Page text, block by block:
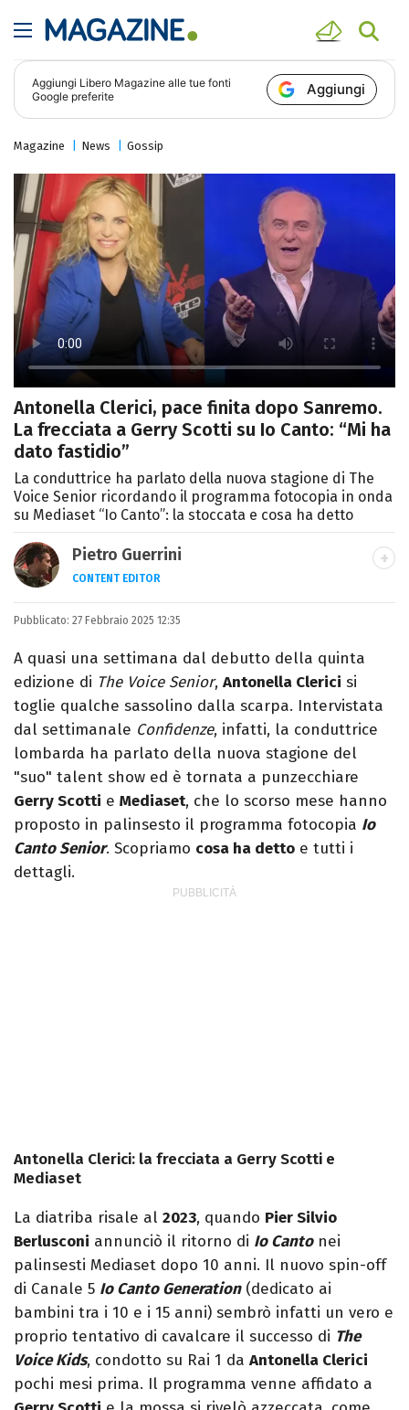
Aggiungi Libero Magazine alle tue fonti
Google preferite
Aggiungi
Magazine News Gossip
Antonella Clerici, pace finita dopo Sanremo.
La frecciata a Gerry Scotti su Io Canto: “Mi ha
dato fastidio”
La conduttrice ha parlato della nuova stagione di The
Voice Senior ricordando il programma fotocopia in onda
su Mediaset “Io Canto”: la stoccata e cosa ha detto
Pietro Guerrini
CONTENT EDITOR
Laurea in Lettere, smania di viaggi e
Pixar).
Pubblicato: 27 Febbraio 2025 12:35
A quasi una settimana dal debutto della quinta
edizione di The Voice Senior, Antonella Clerici si
toglie qualche sassolino dalla scarpa. Intervistata
dal settimanale Confidenze, infatti, la conduttrice
lombarda ha parlato della nuova stagione del
"suo" talent show ed è tornata a punzecchiare
Gerry Scotti e Mediaset, che lo scorso mese hanno
proposto in palinsesto il programma fotocopia Io
Canto Senior. Scopriamo cosa ha detto e tutti i
dettagli.
Antonella Clerici: la frecciata a Gerry Scotti e
Mediaset
La diatriba risale al 2023, quando Pier Silvio
Berlusconi annunciò il ritorno di Io Cantonei
palinsesti Mediaset dopo 10 anni. Il nuovo spin-off
di Canale 5 Io Canto Generation(dedicato ai
bambini tra i 10 e i 15 anni) sembrò infatti un vero e
proprio tentativo di cavalcare il successo di The
Voice Kids, condotto su Rai 1 da Antonella Clerici
pochi mesi prima. Il programma venne affidato a